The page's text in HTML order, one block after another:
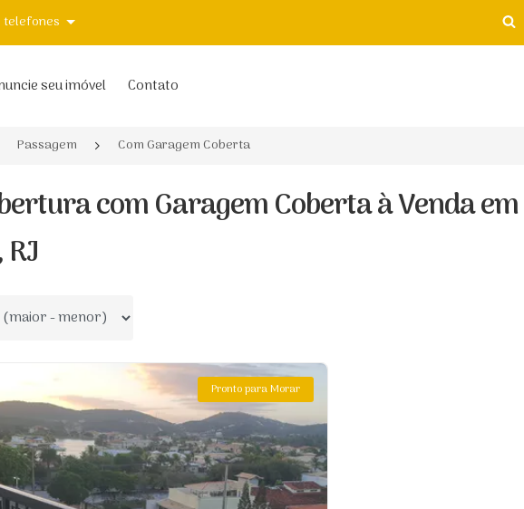
telefones
seu imóvel Contato
Passagem Com Garagem Coberta
com Garagem Coberta à Venda
por
Pronto para Morar